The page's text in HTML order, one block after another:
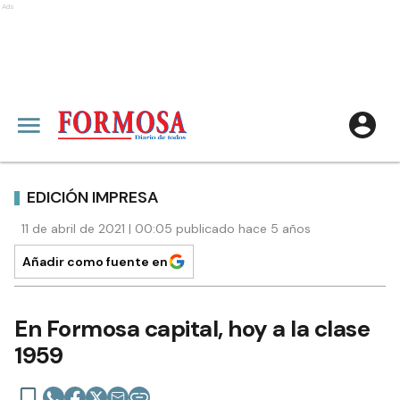
Ads
EDICIÓN IMPRESA
11 de abril de 2021 | 00:05 publicado hace 5 años
Añadir como fuente en
En Formosa capital, hoy a la clase
1959